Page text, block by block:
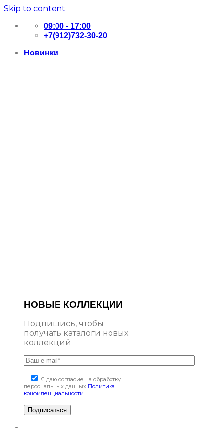
Skip to content
09:00 - 17:00
+7(912)732-30-20
Новинки
НОВЫЕ КОЛЛЕКЦИИ
Подпишись, чтобы
получать каталоги новых
коллекций
Я даю согласие на обработку
персональных данных Политика
конфиденциальности